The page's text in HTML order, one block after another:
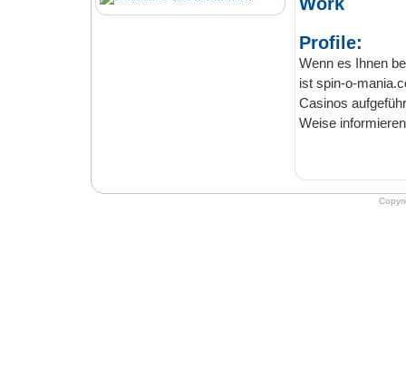
Profile:
Wenn es Ihnen
ist spin-o-mania.com der perfekte
Casinos aufgeführt, die Ihren Spielern Freispiele zur Verfügung stellen. Auf diese